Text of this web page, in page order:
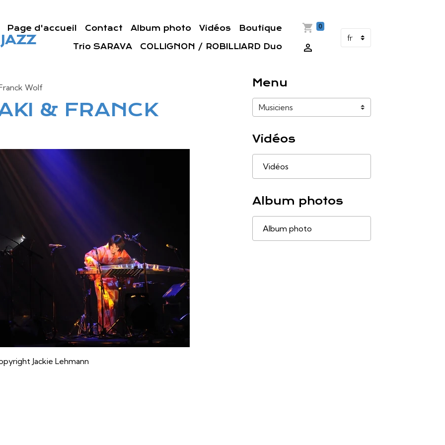
Page d'accueil Contact Album photo Vidéos Boutique
Trio SARAVA COLLIGNON / ROBILLIARD Duo
0
Wolf
& FRANCK
Jackie Lehmann
Menu
Vidéos
Vidéos
Album photos
Album photo